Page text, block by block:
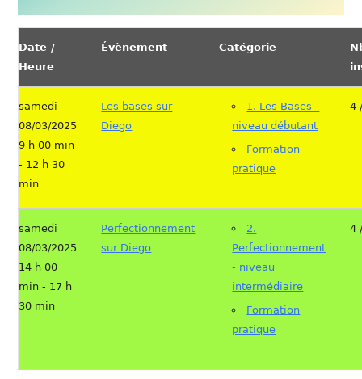
Date /
Heure
Évènement Catégorie
samedi
08/03/2025
9 h 00 min
- 12 h 30
min
Les bases sur
Diego
1. Les Bases -
niveau débutant
Formation
pratique
4
samedi
08/03/2025
14 h 00
min - 17 h
30 min
Perfectionnement
sur Diego
2.
Perfectionnement
- niveau
intermédiaire
Formation
pratique
4